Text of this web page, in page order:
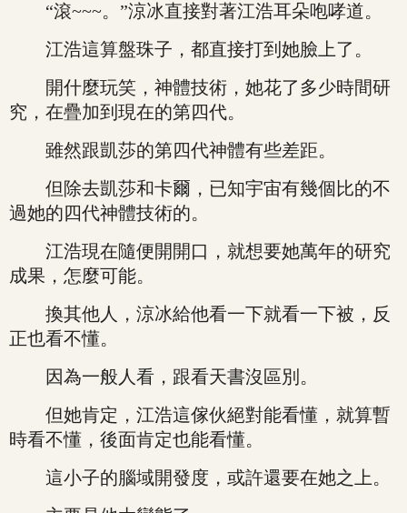
“滾~~~。”涼冰直接對著江浩耳朵咆哮道。
江浩這算盤珠子，都直接打到她臉上了。
開什麼玩笑，神體技術，她花了多少時間研
究，在疊加到現在的第四代。
雖然跟凱莎的第四代神體有些差距。
但除去凱莎和卡爾，已知宇宙有幾個比的不
過她的四代神體技術的。
江浩現在隨便開開口，就想要她萬年的研究
成果，怎麼可能。
換其他人，涼冰給他看一下就看一下被，反
正也看不懂。
因為一般人看，跟看天書沒區別。
但她肯定，江浩這傢伙絕對能看懂，就算暫
時看不懂，後面肯定也能看懂。
這小子的腦域開發度，或許還要在她之上。